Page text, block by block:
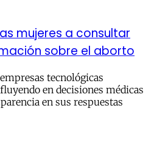
mujeres a consultar
sobre el aborto
tecnológicas
en decisiones médicas
en sus respuestas